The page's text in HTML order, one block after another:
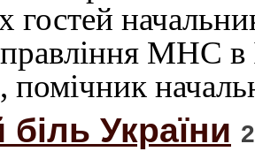
гостей
МНС
помічник
України